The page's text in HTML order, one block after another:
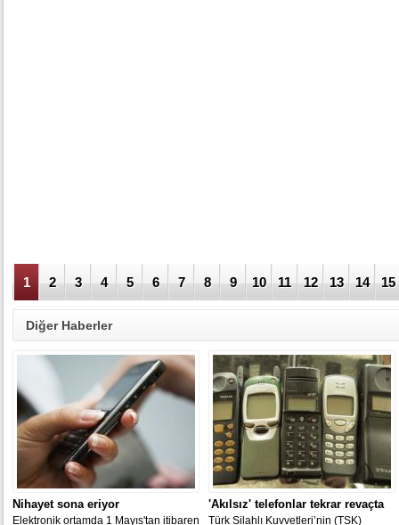
1 2 3 4 5 6 7 8 9 10 11 12 13 14 15
Diğer Haberler
Nihayet sona eriyor
Elektronik ortamda 1 Mayıs'tan itibaren
'Akılsız' telefonlar tekrar revaçta
Türk Silahlı Kuvvetleri’nin (TSK)